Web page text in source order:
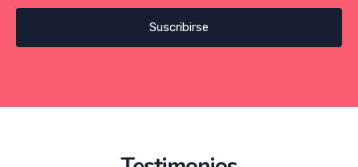
Suscribirse